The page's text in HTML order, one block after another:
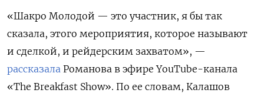
«Шакро Молодой — это участник, я бы так
сказала, этого мероприятия, которое называют
и сделкой, и рейдерским захватом», —
рассказала Романова в эфире YouTube-канала
«The Breakfast Show». По ее словам, Калашов